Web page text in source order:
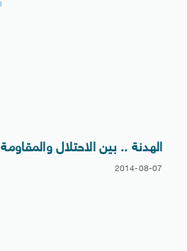
الهدنة .. بين الاحتلال والمقاومة
2014-08-07